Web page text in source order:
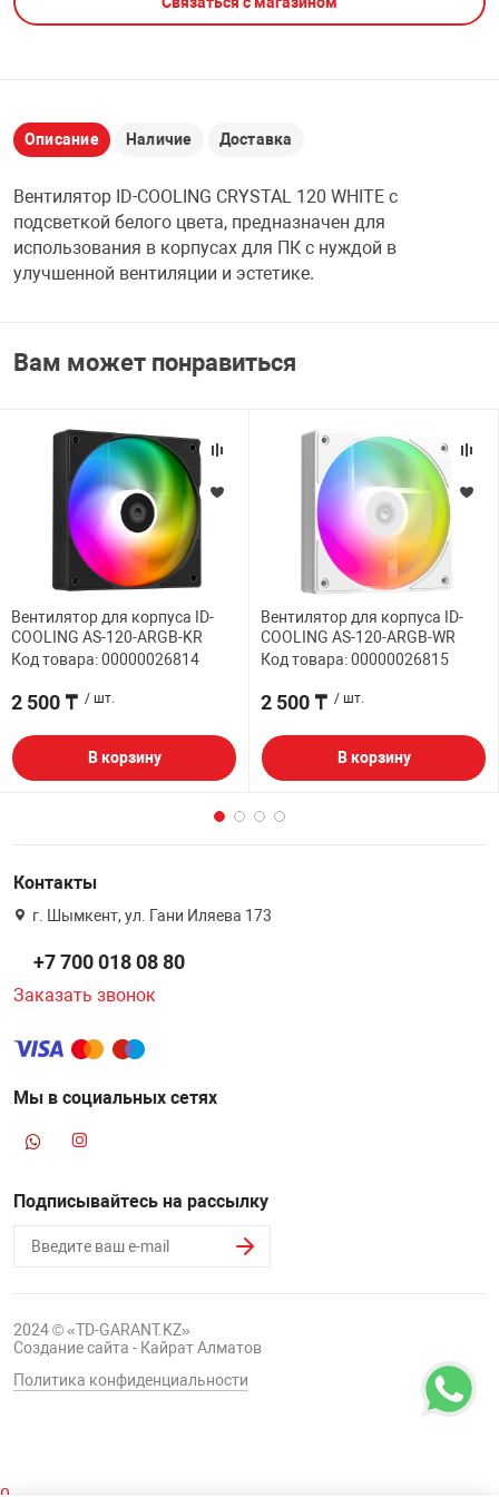
CARD RIDER
Описание Наличие Доставка
Вентилятор ID-COOLING CRYSTAL 120 WHITE с
подсветкой белого цвета, предназначен для
использования в корпусах для ПК с нуждой в
улучшенной вентиляции и эстетике.
Вам может понравиться
Вентилятор для корпуса ID-
COOLING AS-120-ARGB-KR
Код товара: 00000026814
2 500 ₸ / шт.
В корзину
Вентилятор для корпуса ID-
COOLING AS-120-ARGB-WR
Код товара: 00000026815
2 500 ₸ / шт.
В корзину
Контакты
г. Шымкент, ул. Гани Иляева 173
+7 700 018 08 80
Заказать звонок
Мы в социальных сетях
Подписывайтесь на рассылку
2024 © «TD-GARANT.KZ»
Создание сайта - Кайрат Алматов
Политика конфиденциальности